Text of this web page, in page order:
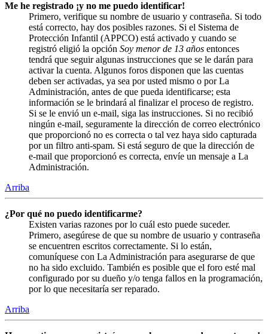
Me he registrado ¡y no me puedo identificar!
Primero, verifique su nombre de usuario y contraseña. Si todo
está correcto, hay dos posibles razones. Si el Sistema de
Protección Infantil (APPCO) está activado y cuando se
registró eligió la opción Soy menor de 13 años entonces
tendrá que seguir algunas instrucciones que se le darán para
activar la cuenta. Algunos foros disponen que las cuentas
deben ser activadas, ya sea por usted mismo o por La
Administración, antes de que pueda identificarse; esta
información se le brindará al finalizar el proceso de registro.
Si se le envió un e-mail, siga las instrucciones. Si no recibió
ningún e-mail, seguramente la dirección de correo electrónico
que proporcionó no es correcta o tal vez haya sido capturada
por un filtro anti-spam. Si está seguro de que la dirección de
e-mail que proporcionó es correcta, envíe un mensaje a La
Administración.
Arriba
¿Por qué no puedo identificarme?
Existen varias razones por lo cuál esto puede suceder.
Primero, asegúrese de que su nombre de usuario y contraseña
se encuentren escritos correctamente. Si lo están,
comuníquese con La Administración para asegurarse de que
no ha sido excluido. También es posible que el foro esté mal
configurado por su dueño y/o tenga fallos en la programación,
por lo que necesitaría ser reparado.
Arriba